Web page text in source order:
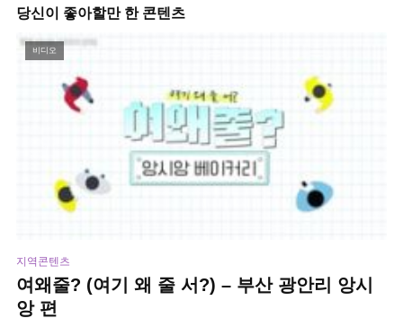
당신이 좋아할만 한 콘텐츠
비디오
지역콘텐츠
여왜줄? (여기 왜 줄 서?) – 부산 광안리 앙시
앙 편